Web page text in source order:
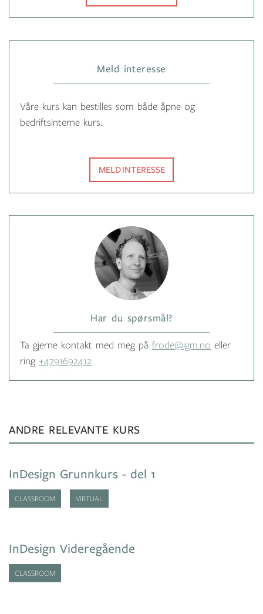
Meld interesse
Våre kurs kan bestilles som både åpne og
bedriftsinterne kurs.
MELD INTERESSE
Har du spørsmål?
Ta gjerne kontakt med meg på frode@igm.no eller
ring +4791692412
ANDRE RELEVANTE KURS
InDesign Grunnkurs - del 1
CLASSROOM VIRTUAL
InDesign Videregående
CLASSROOM